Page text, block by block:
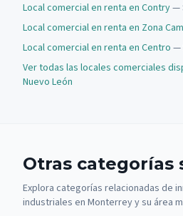
Local comercial en renta en Contry—
Local comercial en renta en Zona
Local comercial en renta en Centro —
Ver todas las locales comerciales
Nuevo León
Otras categorías
Explora categorías relacionadas de
industriales en Monterrey y su área